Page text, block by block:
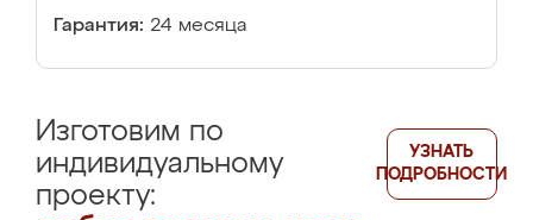
Гарантия: 24 месяца
Изготовим по
индивидуальному
проекту:
УЗНАТЬ
ПОДРОБНОСТИ